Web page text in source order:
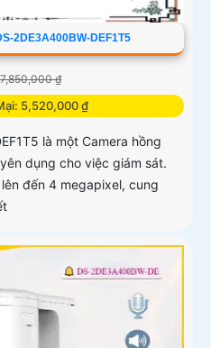
2DE3A400BW-DEF1T5
₫
5,520,000 ₫
là một Camera hồng
dụng cho việc giám sát.
đến 4 megapixel, cung